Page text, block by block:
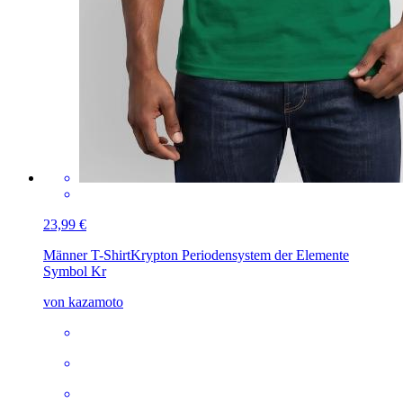
23,99 €
Männer T-ShirtKrypton Periodensystem der Elemente
Symbol Kr
von kazamoto